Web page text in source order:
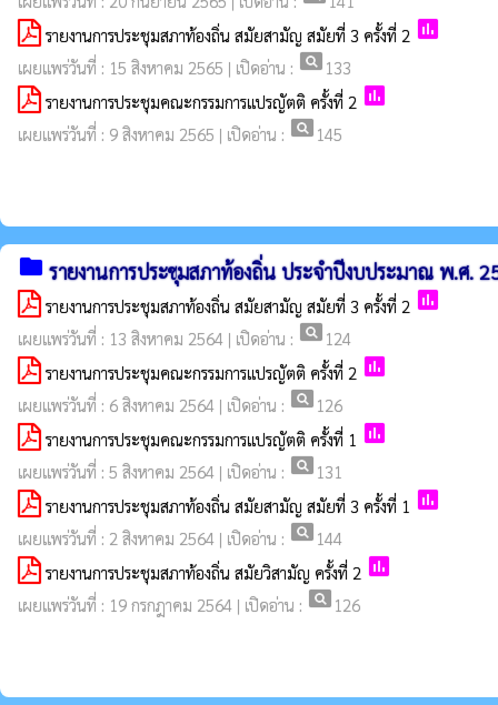
รายงานการประชุมสภาท้องถิ่น สมัยสามัญ สมัยที่ 3 ครั้งที่ 2 poll
เผยแพร่วันที่ : 15 สิงหาคม 2565 | เปิดอ่าน : pageview 133
รายงานการประชุมคณะกรรมการแปรญัตติ ครั้งที่ 2 poll
เผยแพร่วันที่ : 9 สิงหาคม 2565 | เปิดอ่าน : pageview 145
folder รายงานการประชุมสภาท้องถิ่น ประจำปีงบประมาณ พ.ศ.
รายงานการประชุมสภาท้องถิ่น สมัยสามัญ สมัยที่ 3 ครั้งที่ 2 poll
เผยแพร่วันที่ : 13 สิงหาคม 2564 | เปิดอ่าน : pageview 124
รายงานการประชุมคณะกรรมการแปรญัตติ ครั้งที่ 2 poll
เผยแพร่วันที่ : 6 สิงหาคม 2564 | เปิดอ่าน : pageview 126
รายงานการประชุมคณะกรรมการแปรญัตติ ครั้งที่ 1 poll
เผยแพร่วันที่ : 5 สิงหาคม 2564 | เปิดอ่าน : pageview 131
รายงานการประชุมสภาท้องถิ่น สมัยสามัญ สมัยที่ 3 ครั้งที่ 1 poll
เผยแพร่วันที่ : 2 สิงหาคม 2564 | เปิดอ่าน : pageview 144
รายงานการประชุมสภาท้องถิ่น สมัยวิสามัญ ครั้งที่ 2 poll
เผยแพร่วันที่ : 19 กรกฎาคม 2564 | เปิดอ่าน : pageview 126